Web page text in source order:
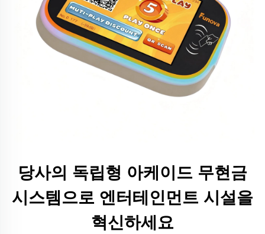
당사의 독립형 아케이드 무현금
시스템으로 엔터테인먼트 시설을
혁신하세요